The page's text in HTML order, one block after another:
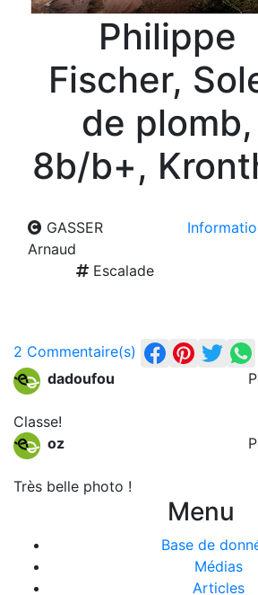
Philippe
Fischer,
de plomb,
8b/b+,
GASSER
Arnaud
Escalade
2 Commentaire(s)
dadoufou
Classe!
oz
Très belle photo !
Menu
Base de
Médias
Articles